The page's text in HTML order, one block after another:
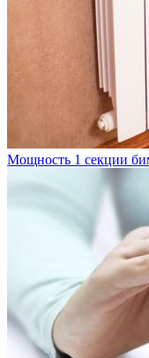
Мощность 1 секции